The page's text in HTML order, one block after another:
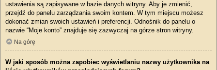
ustawienia są zapisywane w bazie danych witryny. Aby je zmienić,
przejdź do panelu zarządzania swoim kontem. W tym miejscu możesz
dokonać zmian swoich ustawień i preferencji. Odnośnik do panelu o
nazwie “Moje konto” znajduje się zazwyczaj na górze stron witryny.
Na górę
W jaki sposób można zapobiec wyświetlaniu nazwy użytkownika na